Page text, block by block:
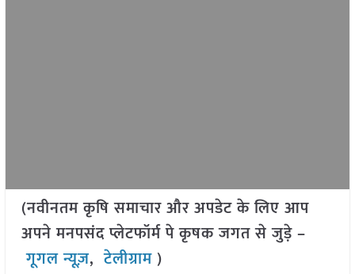
(नवीनतम कृषि समाचार और अपडेट के लिए आप
अपने मनपसंद प्लेटफॉर्म पे कृषक जगत से जुड़े –
गूगल न्यूज़,टेलीग्राम )